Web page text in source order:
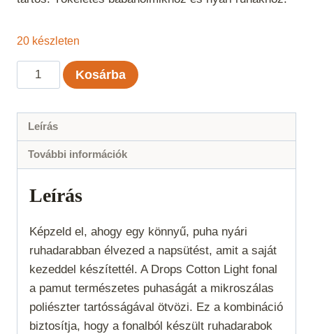
20 készleten
Drops
Cotton
Kotatott
Farmer
Kosárba
Leírás
További információk
Leírás
Képzeld el, ahogy egy könnyű, puha nyári
ruhadarabban élvezed a napsütést, amit a saját
kezeddel készítettél. A Drops Cotton Light fonal
a pamut természetes puhaságát a mikroszálas
poliészter tartósságával ötvözi. Ez a kombináció
biztosítja, hogy a fonalból készült ruhadarabok